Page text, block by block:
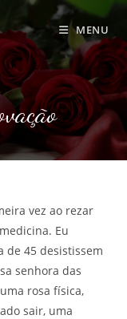
MENU
vez ao rezar
Eu
de 45 desistissem
senhora das
rosa física,
sair, uma